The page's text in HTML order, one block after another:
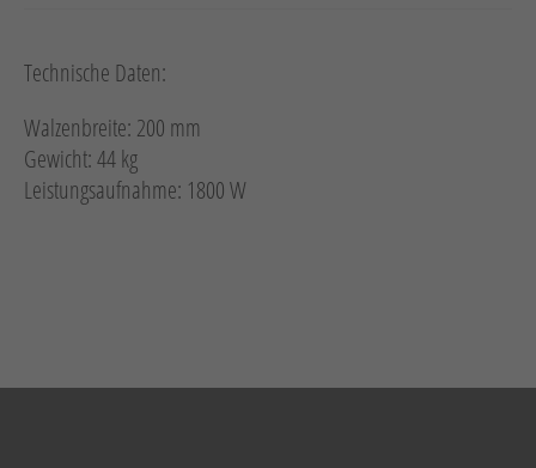
Technische Daten:
Walzenbreite: 200 mm
Gewicht: 44 kg
Leistungsaufnahme: 1800 W